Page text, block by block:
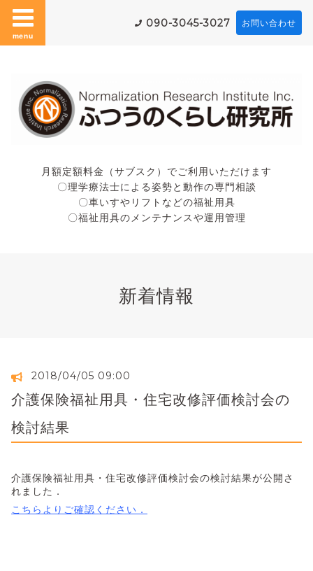
menu
090-3045-3027 お問い合わせ
月額定額料金（サブスク）でご利用いただけます
〇理学療法士による姿勢と動作の専門相談
〇車いすやリフトなどの福祉用具
〇福祉用具のメンテナンスや運用管理
新着情報
2018/04/05 09:00
介護保険福祉用具・住宅改修評価検討会の
検討結果
介護保険福祉用具・住宅改修評価検討会の検討結果が公開さ
れました．
こちらよりご確認ください．